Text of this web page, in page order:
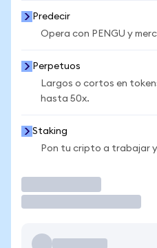
Predecir
Opera con PENGU y
Perpetuos
Largos o cortos en
hasta 50x.
Staking
Pon tu cripto a trabajar